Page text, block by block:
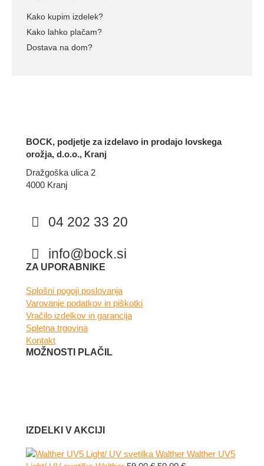
Kako kupim izdelek?
Kako lahko plačam?
Dostava na dom?
BOCK, podjetje za izdelavo in prodajo lovskega
orožja, d.o.o., Kranj
Dražgoška ulica 2
4000 Kranj
04 202 33 20
info@bock.si
Facebook
Instagram
ZA UPORABNIKE
Splošni pogoji poslovanja
Varovanje podatkov in piškotki
Vračilo izdelkov in garancija
Spletna trgovina
Kontakt
MOŽNOSTI PLAČIL
IZDELKI V AKCIJI
Walther UV5